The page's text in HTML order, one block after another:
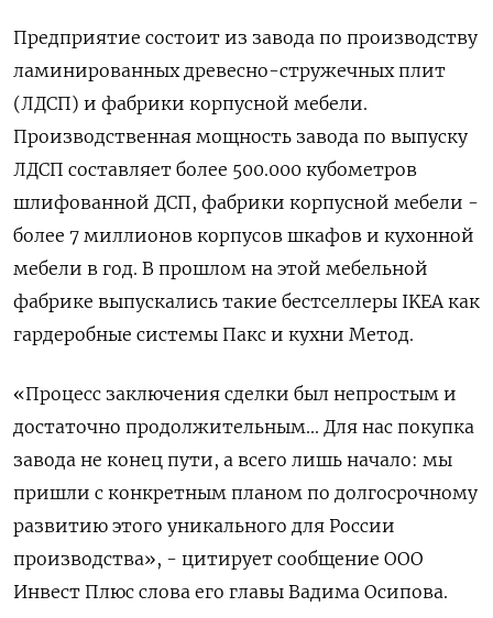
Предприятие состоит из завода по производству
ламинированных древесно-стружечных плит
(ЛДСП) и фабрики корпусной мебели.
Производственная мощность завода по выпуску
ЛДСП составляет более 500.000 кубометров
шлифованной ДСП, фабрики корпусной мебели -
более 7 миллионов корпусов шкафов и кухонной
мебели в год. В прошлом на этой мебельной
фабрике выпускались такие бестселлеры IKEA как
гардеробные системы Пакс и кухни Метод.
«Процесс заключения сделки был непростым и
достаточно продолжительным... Для нас покупка
завода не конец пути, а всего лишь начало: мы
пришли с конкретным планом по долгосрочному
развитию этого уникального для России
производства», - цитирует сообщение ООО
Инвест Плюс слова его главы Вадима Осипова.